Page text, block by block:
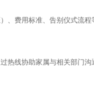
、费用标准、告别仪式流
热线协助家属与相关部门沟